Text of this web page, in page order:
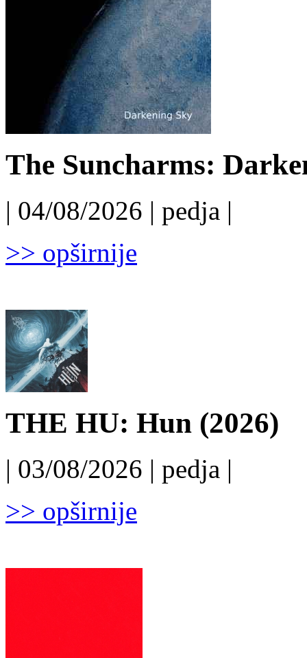
The Suncharms:
| 04/08/2026 | pedja |
>> opširnije
THE HU: Hun (2026)
| 03/08/2026 | pedja |
>> opširnije